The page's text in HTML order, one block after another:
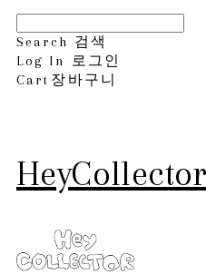
Search 검색
Log In
로그인
Cart 장바구니
HeyCollector